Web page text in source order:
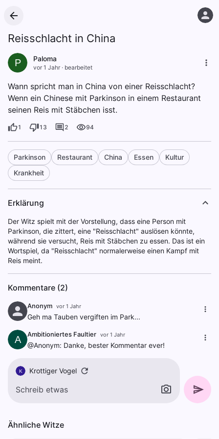
Reisschlacht in China
P Paloma
vor 1 Jahr · bearbeitet
Wann spricht man in China von einer Reisschlacht?
Wenn ein Chinese mit Parkinson in einem Restaurant
seinen Reis mit Stäbchen isst.
1 13 2 94
Parkinson Restaurant China Essen
Kultur
Krankheit
Erklärung
Der Witz spielt mit der Vorstellung, dass eine Person mit
Parkinson, die zittert, eine "Reisschlacht" auslösen könnte,
während sie versucht, Reis mit Stäbchen zu essen. Das ist ein
Wortspiel, da "Reisschlacht" normalerweise einen Kampf mit
Reis meint.
Kommentare (2)
Anonym vor 1 Jahr
Geh ma Tauben vergiften im Park...
A Ambitioniertes Faultier vor 1 Jahr
@Anonym: Danke, bester Kommentar ever!
K Krottiger Vogel
Ähnliche Witze